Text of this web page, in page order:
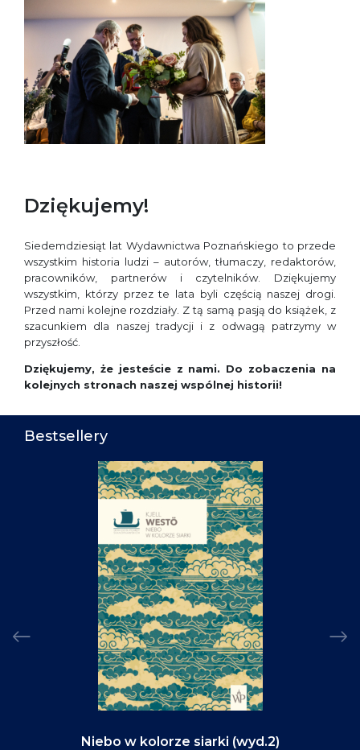
Dziękujemy!
Siedemdziesiąt lat Wydawnictwa Poznańskiego to przede
wszystkim historia ludzi – autorów, tłumaczy, redaktorów,
pracowników, partnerów i czytelników. Dziękujemy
wszystkim, którzy przez te lata byli częścią naszej drogi.
Przed nami kolejne rozdziały. Z tą samą pasją do książek, z
szacunkiem dla naszej tradycji i z odwagą patrzymy w
przyszłość.
Dziękujemy, że jesteście z nami. Do zobaczenia na
kolejnych stronach naszej wspólnej historii!
Bestsellery
Niebo w kolorze siarki (wyd.2)